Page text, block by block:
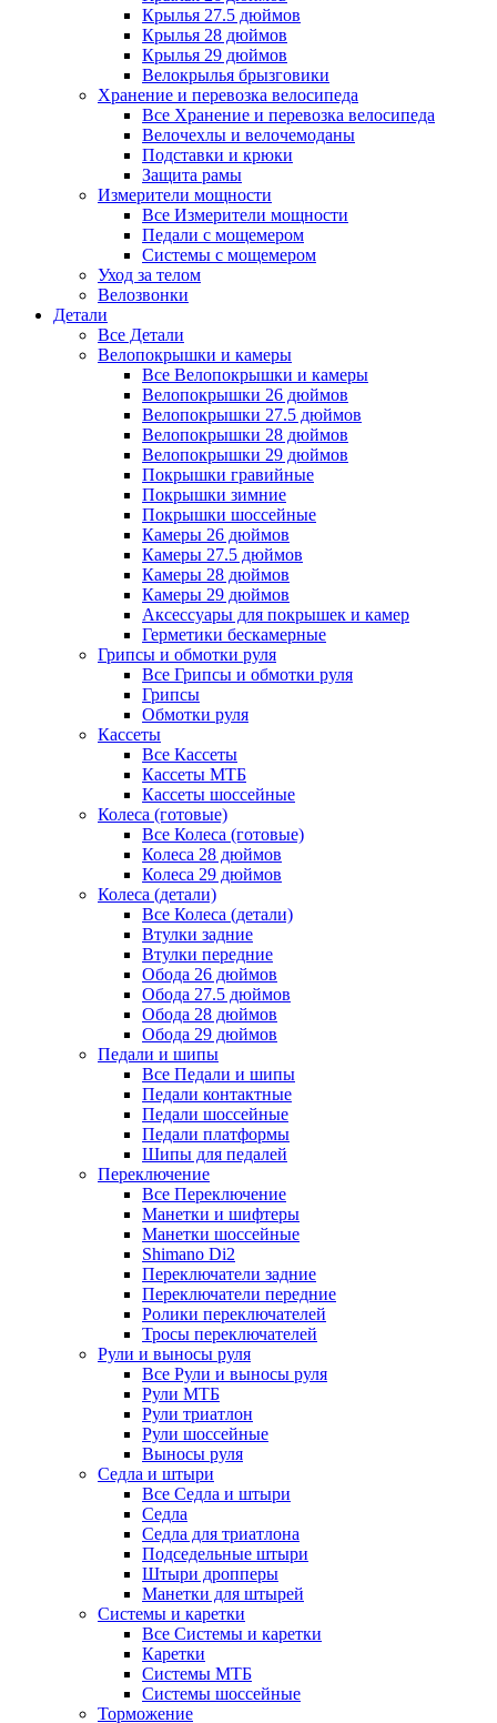
Крылья 27.5 дюймов
Крылья 28 дюймов
Крылья 29 дюймов
Велокрылья брызговики
Хранение и перевозка велосипеда
Все Хранение и перевозка велосипеда
Велочехлы и велочемоданы
Подставки и крюки
Защита рамы
Измерители мощности
Все Измерители мощности
Педали с мощемером
Системы с мощемером
Уход за телом
Велозвонки
Детали
Все Детали
Велопокрышки и камеры
Все Велопокрышки и камеры
Велопокрышки 26 дюймов
Велопокрышки 27.5 дюймов
Велопокрышки 28 дюймов
Велопокрышки 29 дюймов
Покрышки гравийные
Покрышки зимние
Покрышки шоссейные
Камеры 26 дюймов
Камеры 27.5 дюймов
Камеры 28 дюймов
Камеры 29 дюймов
Аксессуары для покрышек и камер
Герметики бескамерные
Грипсы и обмотки руля
Все Грипсы и обмотки руля
Грипсы
Обмотки руля
Кассеты
Все Кассеты
Кассеты МТБ
Кассеты шоссейные
Колеса (готовые)
Все Колеса (готовые)
Колеса 28 дюймов
Колеса 29 дюймов
Колеса (детали)
Все Колеса (детали)
Втулки задние
Втулки передние
Обода 26 дюймов
Обода 27.5 дюймов
Обода 28 дюймов
Обода 29 дюймов
Педали и шипы
Все Педали и шипы
Педали контактные
Педали шоссейные
Педали платформы
Шипы для педалей
Переключение
Все Переключение
Манетки и шифтеры
Манетки шоссейные
Shimano Di2
Переключатели задние
Переключатели передние
Ролики переключателей
Тросы переключателей
Рули и выносы руля
Все Рули и выносы руля
Рули МТБ
Рули триатлон
Рули шоссейные
Выносы руля
Седла и штыри
Все Седла и штыри
Седла
Седла для триатлона
Подседельные штыри
Штыри дропперы
Манетки для штырей
Системы и каретки
Все Системы и каретки
Каретки
Системы МТБ
Системы шоссейные
Торможение